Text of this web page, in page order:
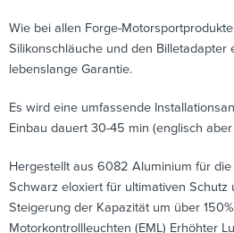
Wie bei allen Forge-
Silikonschläuche und den Billetadapter
lebenslange Garantie.
Es wird eine umfassende
Einbau dauert 30-45 min (englisch
Hergestellt aus 6082 Aluminium für die
Schwarz eloxiert für ultimativen Schutz
Steigerung der Kapazität um über
Motorkontrollleuchten (EML) Erhöhter